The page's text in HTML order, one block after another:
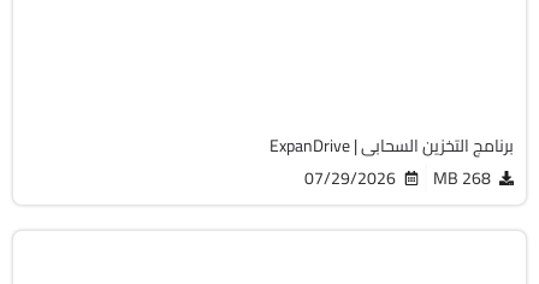
برنامج التخزين السحابى | ExpanDrive
268 MB
07/29/2026